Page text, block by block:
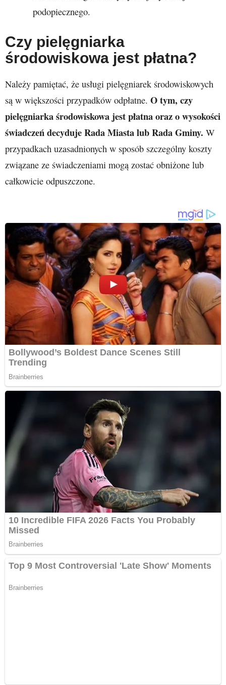
podopiecznego.
Czy pielęgniarka
środowiskowa jest płatna?
Należy pamiętać, że usługi pielęgniarek środowiskowych
są w większości przypadków odpłatne. O tym, czy
pielęgniarka środowiskowa jest płatna oraz o wysokości
świadczeń decyduje Rada Miasta lub Rada Gminy. W
przypadkach uzasadnionych w sposób szczególny koszty
związane ze świadczeniami mogą zostać obniżone lub
całkowicie odpuszczone.